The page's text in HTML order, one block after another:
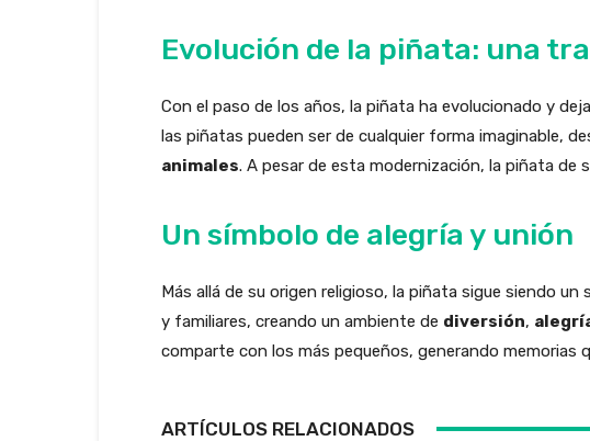
Evolución de la piñata: una
Con el paso de los años, la piñata ha evolucionado y
las piñatas pueden ser de cualquier forma imaginable,
animales. A pesar de esta modernización, la piñata de
Un símbolo de alegría y unión
Más allá de su origen religioso, la piñata sigue siendo un
y familiares, creando un ambiente de diversión,
comparte con los más pequeños, generando memorias
ARTÍCULOS RELACIONADOS